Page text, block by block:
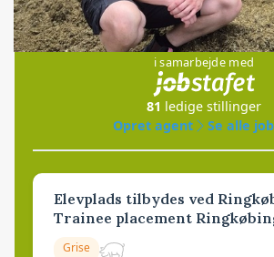
Jobs
i samarbejde med
81 ledige stillinger
Opret agent
Se alle
Elevplads tilbydes ved
Trainee placement
Grise